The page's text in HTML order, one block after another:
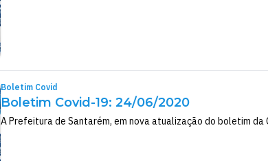
Boletim Covid
Boletim Covid-19: 24/06/2020
A Prefeitura de Santarém, em nova atualização do boletim